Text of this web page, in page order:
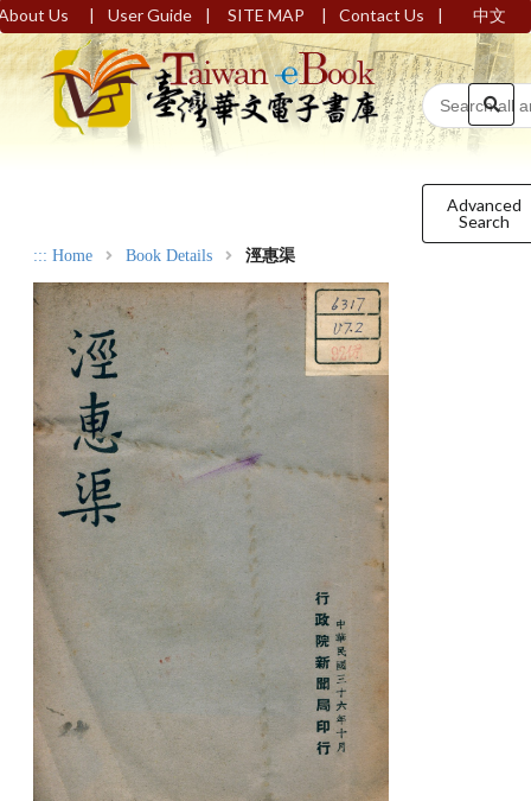
Us | User Guide | SITE MAP | Contact Us | 中文
Advanced
Search
::: Home Book Details 涇惠渠